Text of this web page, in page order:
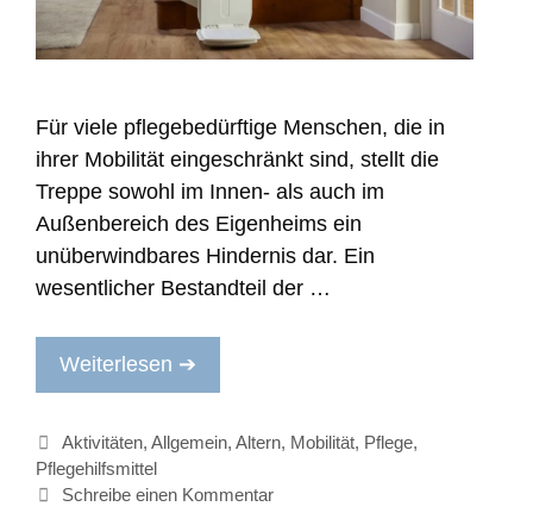
Für viele pflegebedürftige Menschen, die in
ihrer Mobilität eingeschränkt sind, stellt die
Treppe sowohl im Innen- als auch im
Außenbereich des Eigenheims ein
unüberwindbares Hindernis dar. Ein
wesentlicher Bestandteil der …
Weiterlesen ➔
Kategorien
Aktivitäten,Allgemein,Altern, Mobilität, Pflege,
Pflegehilfsmittel
Schreibe einen Kommentar